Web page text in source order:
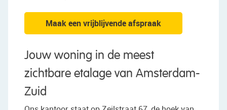
Maak een vrijblijvende afspraak
Jouw woning in de meest
zichtbare etalage van Amsterdam-
Zuid